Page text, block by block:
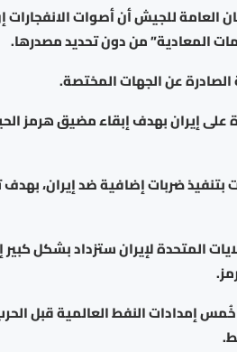
العامة للجيش أن أصوات
المعادية” من دون تحديد مصدرها.
الصادرة عن الجهات المختصة.
على إيران بهدف إبقاء مضيق هرمز
بتنفيذ ضربات إضافية ضد إيران،
المتحدة لإيران ستزداد بشكل كبير
إمدادات النفط العالمية قبل